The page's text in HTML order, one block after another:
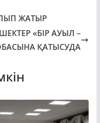
ЖАТЫР
«БІР АУЫЛ –
ҚАТЫСУДА